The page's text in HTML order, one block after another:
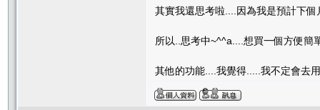
其實我還思考啦....因為我是預計下
所以..思考中~^^a....想買一個方便簡
其他的功能....我覺得.....我不定會去